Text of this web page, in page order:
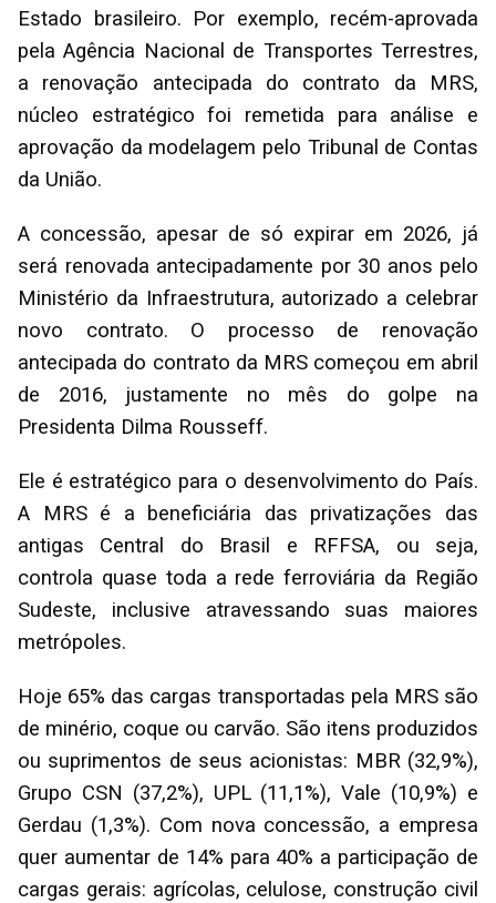
Estado brasileiro. Por exemplo, recém-aprovada
pela Agência Nacional de Transportes Terrestres,
a renovação antecipada do contrato da MRS,
núcleo estratégico foi remetida para análise e
aprovação da modelagem pelo Tribunal de Contas
da União.
A concessão, apesar de só expirar em 2026, já
será renovada antecipadamente por 30 anos pelo
Ministério da Infraestrutura, autorizado a celebrar
novo contrato. O processo de renovação
antecipada do contrato da MRS começou em abril
de 2016, justamente no mês do golpe na
Presidenta Dilma Rousseff.
Ele é estratégico para o desenvolvimento do País.
A MRS é a beneficiária das privatizações das
antigas Central do Brasil e RFFSA, ou seja,
controla quase toda a rede ferroviária da Região
Sudeste, inclusive atravessando suas maiores
metrópoles.
Hoje 65% das cargas transportadas pela MRS são
de minério, coque ou carvão. São itens produzidos
ou suprimentos de seus acionistas: MBR (32,9%),
Grupo CSN (37,2%), UPL (11,1%), Vale (10,9%) e
Gerdau (1,3%). Com nova concessão, a empresa
quer aumentar de 14% para 40% a participação de
cargas gerais: agrícolas, celulose, construção civil